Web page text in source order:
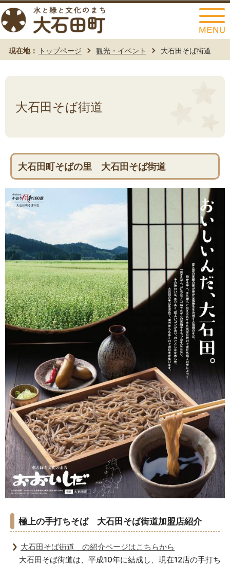
このページの本文へ移動
現在地： トップページ 観光・イベント 大石田そば街道
大石田そば街道
大石田町そばの里 大石田そば街道
極上の手打ちそば 大石田そば街道加盟店紹介
大石田そば街道 の紹介ページはこちらから
大石田そば街道は、平成10年に結成し、現在12店の手打ち